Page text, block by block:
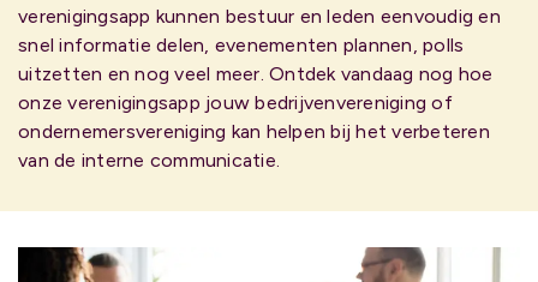
verenigingsapp kunnen bestuur en leden eenvoudig en
snel informatie delen, evenementen plannen, polls
uitzetten en nog veel meer. Ontdek vandaag nog hoe
onze verenigingsapp jouw bedrijvenvereniging of
ondernemersvereniging kan helpen bij het verbeteren
van de interne communicatie.